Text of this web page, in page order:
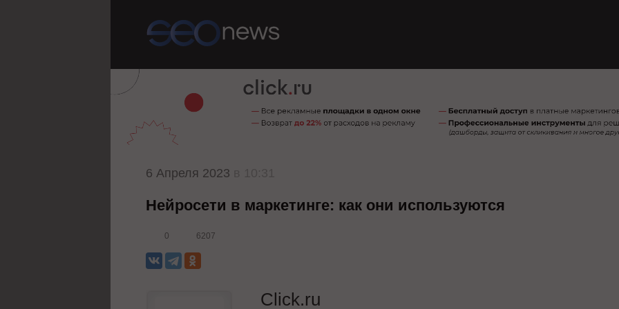
6 Апреля 2023
Нейросети в маркетинге: как они используются
0 6207
Click.ru